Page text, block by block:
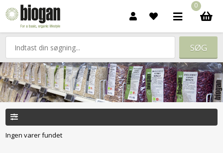
0
Ingen varer fundet